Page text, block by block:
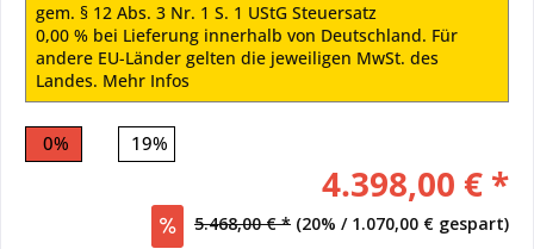
gem. § 12 Abs. 3 Nr. 1 S. 1 UStG Steuersatz
0,00 % bei Lieferung innerhalb von Deutschland. Für
andere EU-Länder gelten die jeweiligen MwSt. des
Landes. Mehr Infos
0% 19%
4.398,00 € *
5.468,00 € * (20% / 1.070,00 € gespart)